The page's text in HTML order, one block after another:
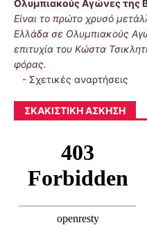
Ολυμπιακούς Αγώνες της
Είναι το πρώτο χρυσό
Ελλάδα σε Ολυμπιακούς
επιτυχία του Κώστα
φόρας.
- Σχετικές αναρτήσεις
ΣΚΑΚΙΣΤΙΚΉ ΆΣΚΗΣΗ